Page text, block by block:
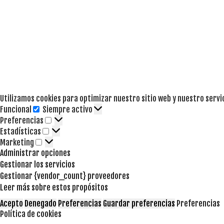
Utilizamos cookies para optimizar nuestro sitio web y nuestro
Funcional
Funcional
Siempre activo
Preferencias
Preferencias
Estadísticas Estadísticas
Marketing Marketing
Administrar opciones
Gestionar los servicios
Gestionar {vendor_count} proveedores
Leer más sobre estos propósitos
Acepto Denegado Preferencias Guardar preferencias Preferencias
Política de cookies